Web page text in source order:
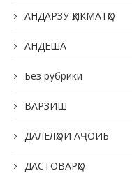
АНДАРЗУ ҲИКМАТҲО
АНДЕША
Без рубрики
ВАРЗИШ
ДАЛЕЛҲОИ АҶОИБ
ДАСТОВАРҲО